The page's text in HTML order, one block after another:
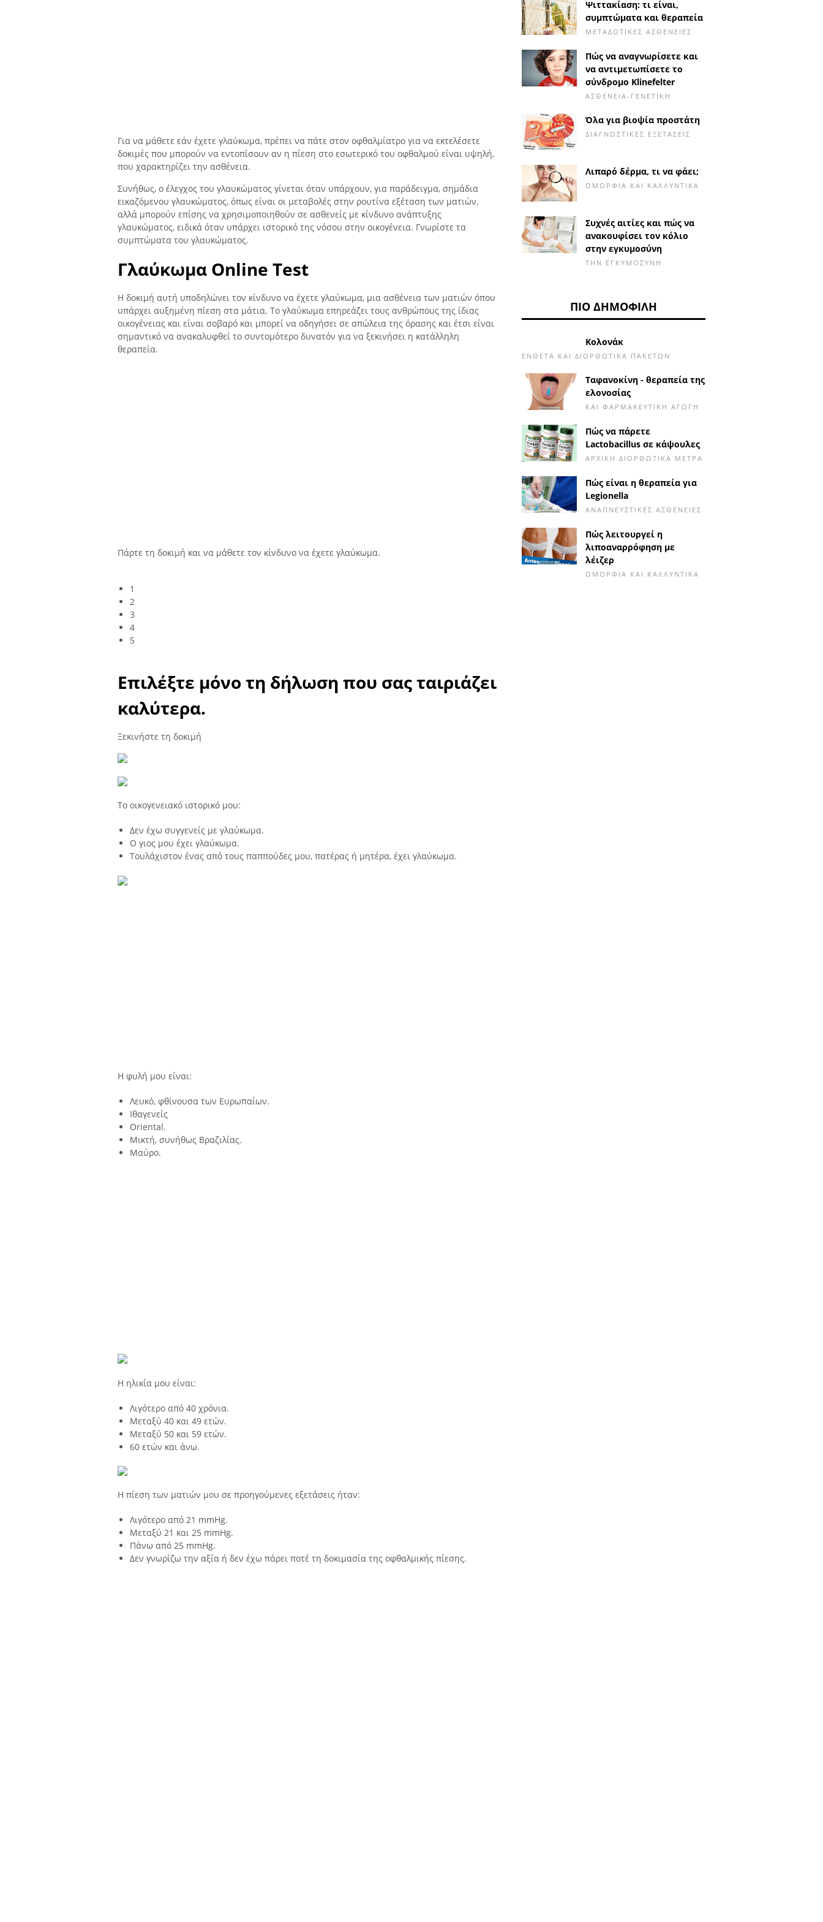
Για να μάθετε εάν έχετε γλαύκωμα, πρέπει να πάτε στον οφθαλμίατρο για να εκτελέσετε
δοκιμές που μπορούν να εντοπίσουν αν η πίεση στο εσωτερικό του οφθαλμού είναι υψηλή,
που χαρακτηρίζει την ασθένεια.
Συνήθως, ο έλεγχος του γλαυκώματος γίνεται όταν υπάρχουν, για παράδειγμα, σημάδια
εικαζόμενου γλαυκώματος, όπως είναι οι μεταβολές στην ρουτίνα εξέταση των ματιών,
αλλά μπορούν επίσης να χρησιμοποιηθούν σε ασθενείς με κίνδυνο ανάπτυξης
γλαυκώματος, ειδικά όταν υπάρχει ιστορικό της νόσου στην οικογένεια. Γνωρίστε τα
συμπτώματα του γλαυκώματος.
Γλαύκωμα Online Test
Η δοκιμή αυτή υποδηλώνει τον κίνδυνο να έχετε γλαύκωμα, μια ασθένεια των ματιών όπου
υπάρχει αυξημένη πίεση στα μάτια. Το γλαύκωμα επηρεάζει τους ανθρώπους της ίδιας
οικογένειας και είναι σοβαρό και μπορεί να οδηγήσει σε απώλεια της όρασης και έτσι είναι
σημαντικό να ανακαλυφθεί το συντομότερο δυνατόν για να ξεκινήσει η κατάλληλη
θεραπεία.
Πάρτε τη δοκιμή και να μάθετε τον κίνδυνο να έχετε γλαύκωμα.
1
2
3
4
5
Επιλέξτε μόνο τη δήλωση που σας ταιριάζει
καλύτερα.
Ξεκινήστε τη δοκιμή
Το οικογενειακό ιστορικό μου:
Δεν έχω συγγενείς με γλαύκωμα.
Ο γιος μου έχει γλαύκωμα.
Τουλάχιστον ένας από τους παππούδες μου, πατέρας ή μητέρα, έχει γλαύκωμα.
Η φυλή μου είναι:
Λευκό, φθίνουσα των Ευρωπαίων.
Ιθαγενείς
Oriental.
Μικτή, συνήθως Βραζιλίας.
Μαύρο.
Η ηλικία μου είναι:
Λιγότερο από 40 χρόνια.
Μεταξύ 40 και 49 ετών.
Μεταξύ 50 και 59 ετών.
60 ετών και άνω.
Η πίεση των ματιών μου σε προηγούμενες εξετάσεις ήταν:
Λιγότερο από 21 mmHg.
Μεταξύ 21 και 25 mmHg.
Πάνω από 25 mmHg.
Δεν γνωρίζω την αξία ή δεν έχω πάρει ποτέ τη δοκιμασία της οφθαλμικής πίεσης.
Ψιττακίαση: τι είναι,
συμπτώματα και θεραπεία
ΜΕΤΑΔΟΤΙΚΈΣ ΑΣΘΈΝΕΙΕΣ
Πώς να αναγνωρίσετε και
να αντιμετωπίσετε το
σύνδρομο Klinefelter
ΑΣΘΈΝΕΙΑ-ΓΕΝΕΤΙΚΉ
Όλα για βιοψία προστάτη
ΔΙΑΓΝΩΣΤΙΚΈΣ ΕΞΕΤΆΣΕΙΣ
Λιπαρό δέρμα, τι να φάει;
ΟΜΟΡΦΙΆ ΚΑΙ ΚΑΛΛΥΝΤΙΚΆ
Συχνές αιτίες και πώς να
ανακουφίσει τον κόλιο
στην εγκυμοσύνη
ΤΗΝ ΕΓΚΥΜΟΣΎΝΗ
ΠΙΟ ΔΗΜΟΦΙΛΉ
Κολονάκ
ΈΝΘΕΤΑ ΚΑΙ ΔΙΟΡΘΩΤΙΚΆ ΠΑΚΈΤΩΝ
Ταφανοκίνη - θεραπεία της
ελονοσίας
ΚΑΙ ΦΑΡΜΑΚΕΥΤΙΚΉ ΑΓΩΓΉ
Πώς να πάρετε
Lactobacillus σε κάψουλες
ΑΡΧΙΚΉ ΔΙΟΡΘΩΤΙΚΆ ΜΈΤΡΑ
Πώς είναι η θεραπεία για
Legionella
ΑΝΑΠΝΕΥΣΤΙΚΈΣ ΑΣΘΈΝΕΙΕΣ
Πώς λειτουργεί η
λιποαναρρόφηση με
λέιζερ
ΟΜΟΡΦΙΆ ΚΑΙ ΚΑΛΛΥΝΤΙΚΆ